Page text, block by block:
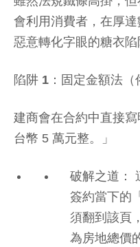
會利用消費者，在厚
惡意轉化字眼的糖衣陷
陷阱 1：固定金額法（
建商會在合約中直接
台幣 5 萬元整。」
破解之道：
簽約當下的
須翻到該頁
為房地總價